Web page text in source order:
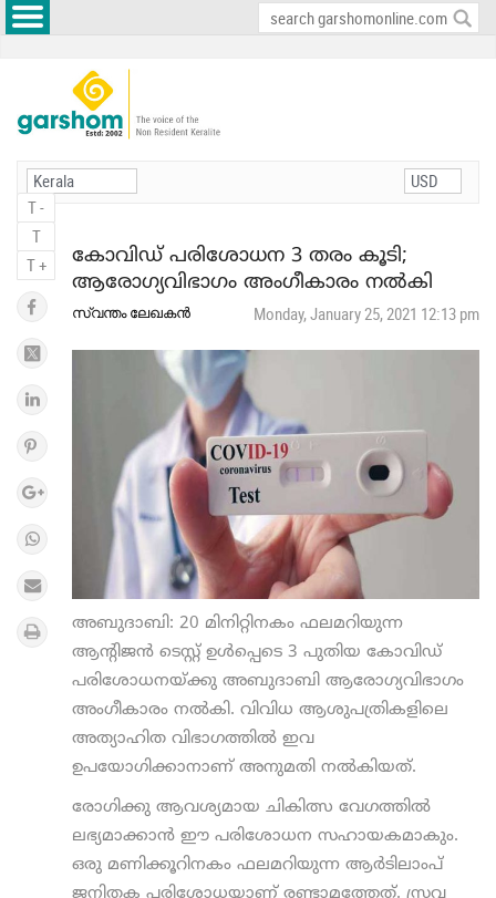
T -
T
T +
കോവിഡ് പരിശോധന 3 തരം കൂടി;
ആരോഗ്യവിഭാഗം അംഗീകാരം നല്‍കി
സ്വന്തം ലേഖകന്‍ Monday, January 25, 2021 12:13 pm
അബുദാബി: 20 മിനിറ്റിനകം ഫലമറിയുന്ന
ആന്റിജന്‍ ടെസ്റ്റ് ഉള്‍പ്പെടെ 3 പുതിയ കോവിഡ്
പരിശോധനയ്ക്കു അബുദാബി ആരോഗ്യവിഭാഗം
അംഗീകാരം നല്‍കി. വിവിധ ആശുപത്രികളിലെ
അത്യാഹിത വിഭാഗത്തില്‍ ഇവ
ഉപയോഗിക്കാനാണ് അനുമതി നല്‍കിയത്.
രോഗിക്കു ആവശ്യമായ ചികിത്സ വേഗത്തില്‍
ലഭ്യമാക്കാന്‍ ഈ പരിശോധന സഹായകമാകും.
ഒരു മണിക്കൂറിനകം ഫലമറിയുന്ന ആര്‍ടിലാംപ്